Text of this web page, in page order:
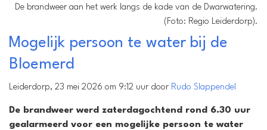
De brandweer aan het werk langs de kade van de Dwarwatering.
(Foto: Regio Leiderdorp).
Mogelijk persoon te water bij de
Bloemerd
Leiderdorp, 23 mei 2026 om 9:12 uur door Rudo Slappendel
De brandweer werd zaterdagochtend rond 6.30 uur
gealarmeerd voor een mogelijke persoon te water